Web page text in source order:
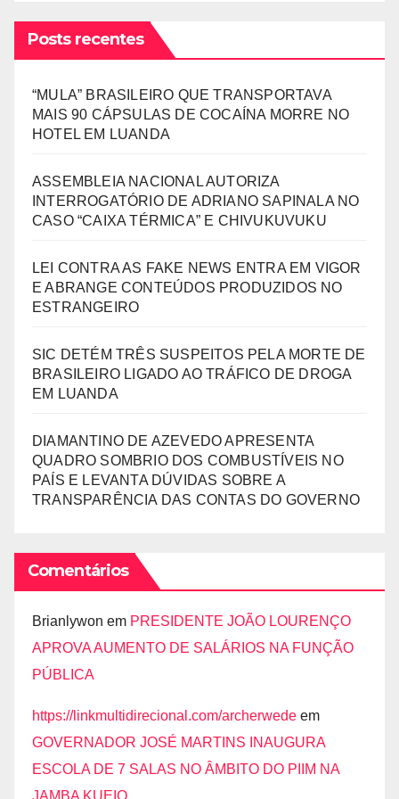
Posts recentes
“MULA” BRASILEIRO QUE TRANSPORTAVA
MAIS 90 CÁPSULAS DE COCAÍNA MORRE NO
HOTEL EM LUANDA
ASSEMBLEIA NACIONAL AUTORIZA
INTERROGATÓRIO DE ADRIANO SAPINALA NO
CASO “CAIXA TÉRMICA” E CHIVUKUVUKU
LEI CONTRA AS FAKE NEWS ENTRA EM VIGOR
E ABRANGE CONTEÚDOS PRODUZIDOS NO
ESTRANGEIRO
SIC DETÉM TRÊS SUSPEITOS PELA MORTE DE
BRASILEIRO LIGADO AO TRÁFICO DE DROGA
EM LUANDA
DIAMANTINO DE AZEVEDO APRESENTA
QUADRO SOMBRIO DOS COMBUSTÍVEIS NO
PAÍS E LEVANTA DÚVIDAS SOBRE A
TRANSPARÊNCIA DAS CONTAS DO GOVERNO
Comentários
Brianlywon em PRESIDENTE JOÃO LOURENÇO
APROVA AUMENTO DE SALÁRIOS NA FUNÇÃO
PÚBLICA
https://linkmultidirecional.com/archerwede em
GOVERNADOR JOSÉ MARTINS INAUGURA
ESCOLA DE 7 SALAS NO ÂMBITO DO PIIM NA
JAMBA KUEIO